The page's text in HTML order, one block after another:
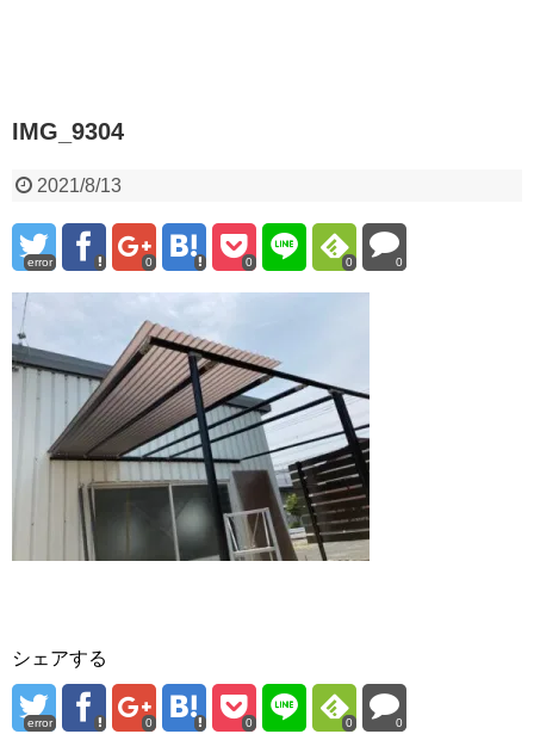
IMG_9304
2021/8/13
error 0 0 0 0
シェアする
error 0 0 0 0